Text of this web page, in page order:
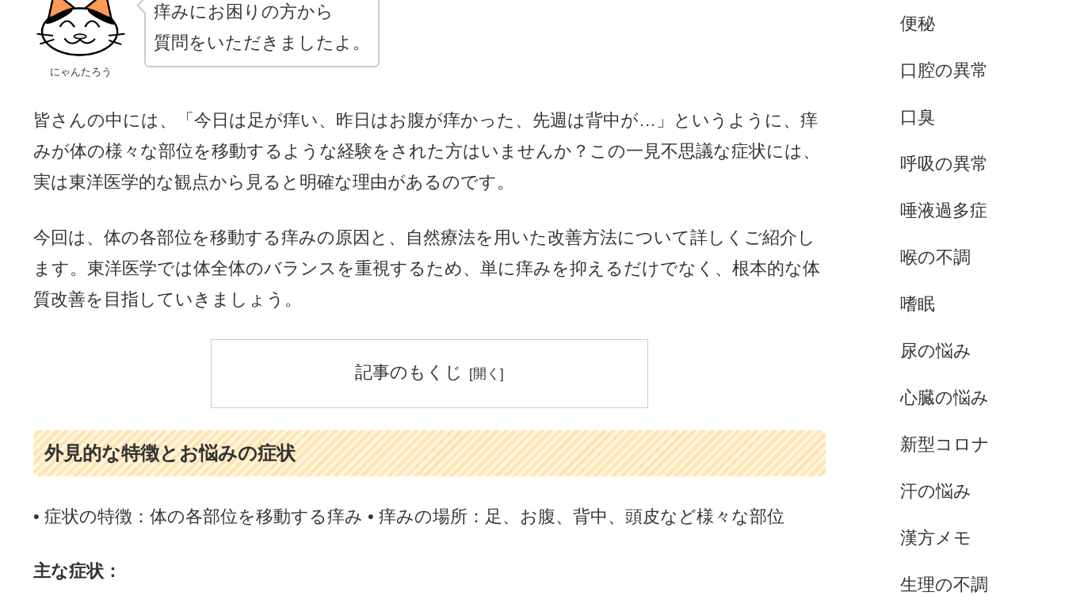
にゃんたろう
痒みにお困りの方から
質問をいただきましたよ。
皆さんの中には、「今日は足が痒い、昨日はお腹が痒かった、先週は背中が…」というように、痒
みが体の様々な部位を移動するような経験をされた方はいませんか？この一見不思議な症状には、
実は東洋医学的な観点から見ると明確な理由があるのです。
今回は、体の各部位を移動する痒みの原因と、自然療法を用いた改善方法について詳しくご紹介し
ます。東洋医学では体全体のバランスを重視するため、単に痒みを抑えるだけでなく、根本的な体
質改善を目指していきましょう。
記事のもくじ
外見的な特徴とお悩みの症状
• 症状の特徴：体の各部位を移動する痒み • 痒みの場所：足、お腹、背中、頭皮など様々な部位
主な症状：
便秘
口腔の異常
口臭
呼吸の異常
唾液過多症
喉の不調
嗜眠
尿の悩み
心臓の悩み
新型コロナ
汗の悩み
漢方メモ
生理の不調